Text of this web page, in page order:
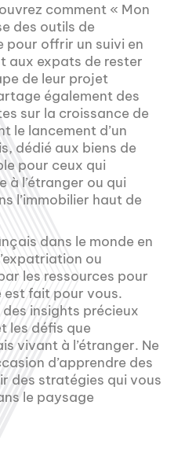
comment « Mon
des outils de
pour offrir un suivi en
aux expats de rester
de leur projet
également des
sur la croissance de
le lancement d’un
dédié aux biens de
pour ceux qui
à l’étranger ou qui
l’immobilier haut de
dans le monde en
ou
les ressources pour
fait pour vous.
insights précieux
les défis que
vivant à l’étranger. Ne
d’apprendre des
des stratégies qui vous
le paysage